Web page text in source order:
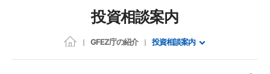
投資相談案内
GFEZ庁の紹介 投資相談案内